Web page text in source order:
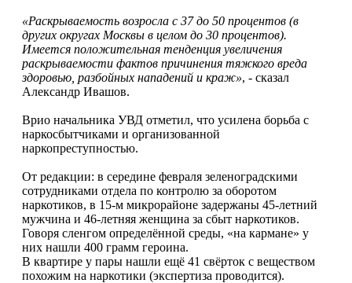
«Раскрываемость возросла с 37 до 50 процентов (в
других округах Москвы в целом до 30 процентов).
Имеется положительная тенденция увеличения
раскрываемости фактов причинения тяжкого вреда
здоровью, разбойных нападений и краж», - сказал
Александр Ивашов.
Врио начальника УВД отметил, что усилена борьба с
наркосбытчиками и организованной
наркопреступностью.
От редакции: в середине февраля зеленоградскими
сотрудниками отдела по контролю за оборотом
наркотиков, в 15-м микрорайоне задержаны 45-летний
мужчина и 46-летняя женщина за сбыт наркотиков.
Говоря сленгом определённой среды, «на кармане» у
них нашли 400 грамм героина.
В квартире у пары нашли ещё 41 свёрток с веществом
похожим на наркотики (экспертиза проводится).